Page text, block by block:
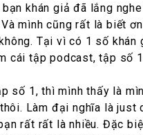
khán giả đã lắng
mình cũng rất là biết
Tại vì có 1 số
cái tập podcast, tập số
số 1, thì mình thấy là
Làm đại nghĩa là just
rất rất là nhiều. Đặc